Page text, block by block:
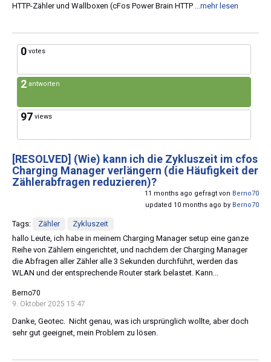
HTTP-Zähler und Wallboxen (cFos Power Brain HTTP
...mehr lesen
0 votes
2 antworten
97 views
[RESOLVED] (Wie) kann ich die Zykluszeit im cfos
Charging Manager verlängern (die Häufigkeit der
Zählerabfragen reduzieren)?
11 months ago gefragt von Berno70
updated 10 months ago by Berno70
Tags: Zähler
Zykluszeit
hallo Leute, ich habe in meinem Charging Manager setup eine ganze
Reihe von Zählern eingerichtet, und nachdem der Charging Manager
die Abfragen aller Zähler alle 3 Sekunden durchführt, werden das
WLAN und der entsprechende Router stark belastet. Kann...
Berno70
9. Oktober 2025 15:47
Danke, Geotec. Nicht genau, was ich ursprünglich wollte, aber doch
sehr gut geeignet, mein Problem zu lösen.